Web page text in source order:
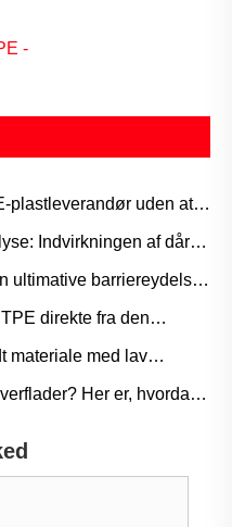
-
plastleverandør uden at
Indvirkningen af ​​dårlig
på færdige produkter
ultimative barriereydelse
er nødvendig for
direkte fra den
Chain-fordel, du ikke har
materiale med lav
det virkelig skinner ved
Her er, hvordan